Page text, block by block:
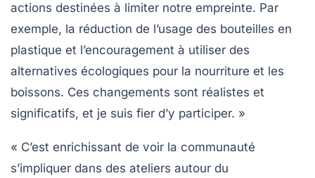
actions destinées à limiter notre empreinte. Par
exemple, la réduction de l’usage des bouteilles en
plastique et l’encouragement à utiliser des
alternatives écologiques pour la nourriture et les
boissons. Ces changements sont réalistes et
significatifs, et je suis fier d’y participer. »
« C’est enrichissant de voir la communauté
s’impliquer dans des ateliers autour du